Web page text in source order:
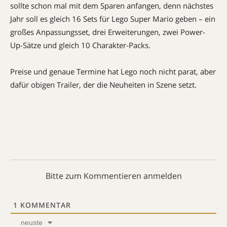
sollte schon mal mit dem Sparen anfangen, denn nächstes
Jahr soll es gleich 16 Sets für Lego Super Mario geben – ein
großes Anpassungsset, drei Erweiterungen, zwei Power-
Up-Sätze und gleich 10 Charakter-Packs.
Preise und genaue Termine hat Lego noch nicht parat, aber
dafür obigen Trailer, der die Neuheiten in Szene setzt.
Bitte zum Kommentieren anmelden
1 KOMMENTAR
neuste